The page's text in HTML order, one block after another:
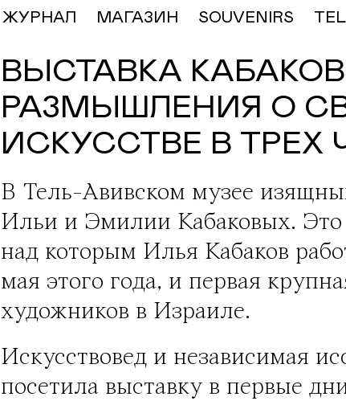
ЖУРНАЛ МАГАЗИН SOUVENIRS
ВЫСТАВКА
РАЗМЫШЛЕНИЯ О
ИСКУССТВЕ В ТРЕХ
В Тель-Авивском музее
Ильи и Эмилии Кабаковых. Это
над которым Илья Кабаков
мая этого года, и первая
художников в Израиле.
Искусствовед и независимая
посетила выставку в первые